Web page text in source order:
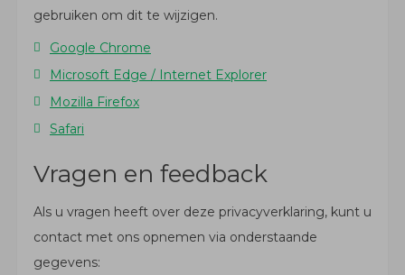
gebruiken om dit te wijzigen.
Google Chrome
Microsoft Edge / Internet Explorer
Mozilla Firefox
Safari
Vragen en feedback
Als u vragen heeft over deze privacyverklaring, kunt u
contact met ons opnemen via onderstaande
gegevens: